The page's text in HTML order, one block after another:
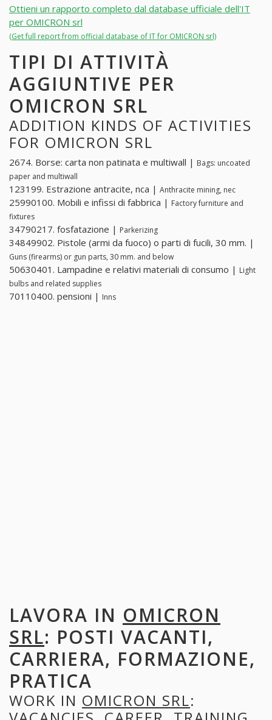
Ottieni un rapporto completo dal database ufficiale dell'IT
per OMICRON srl
(Get full report from official database of IT for OMICRON srl)
TIPI DI ATTIVITÀ
AGGIUNTIVE PER
OMICRON SRL
ADDITION KINDS OF ACTIVITIES
FOR OMICRON SRL
2674. Borse: carta non patinata e multiwall | Bags: uncoated
paper and multiwall
123199. Estrazione antracite, nca | Anthracite mining, nec
25990100. Mobili e infissi di fabbrica | Factory furniture and
fixtures
34790217. fosfatazione | Parkerizing
34849902. Pistole (armi da fuoco) o parti di fucili, 30 mm. |
Guns (firearms) or gun parts, 30 mm. and below
50630401. Lampadine e relativi materiali di consumo | Light
bulbs and related supplies
70110400. pensioni | Inns
LAVORA IN OMICRON
SRL: POSTI VACANTI,
CARRIERA, FORMAZIONE,
PRATICA
WORK IN OMICRON SRL: